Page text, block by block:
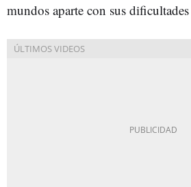
mundos aparte con sus